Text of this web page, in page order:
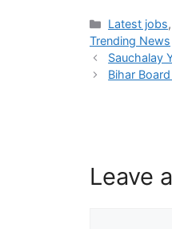
Categories
Latest jobs,
Trending News
Sauchalay
Bihar Board
Leave